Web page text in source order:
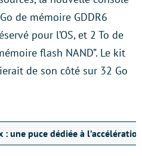
de mémoire GDDR6
pour l’OS, et 2 To de
flash NAND”. Le kit
de son côté sur 32 Go
: une puce dédiée à